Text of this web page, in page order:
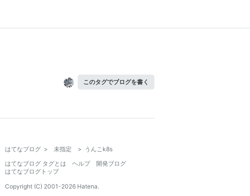
このタグでブログを書く
はてなブログ > 未指定 > うんこk8s
はてなブログ タグとは
ヘルプ
開発ブログ
はてなブログトップ
Copyright (C) 2001-2026 Hatena.